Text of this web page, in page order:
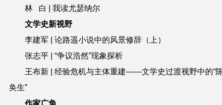
林 白 | 我读尤瑟纳尔
文学史新视野
李建军 | 论路遥小说中的风景修辞（上）
张志平 | “争议浩然”现象探析
王布新 | 经验危机与主体重建——文学史过渡视野中的“
奂生”
作家广角